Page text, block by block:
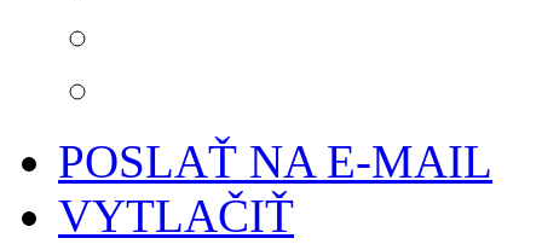
POSLAŤ NA E-MAIL
VYTLAČIŤ